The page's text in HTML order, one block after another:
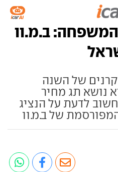
ב.מ.וו
של השנה
נושא תג מחיר
לדעת על הנציג